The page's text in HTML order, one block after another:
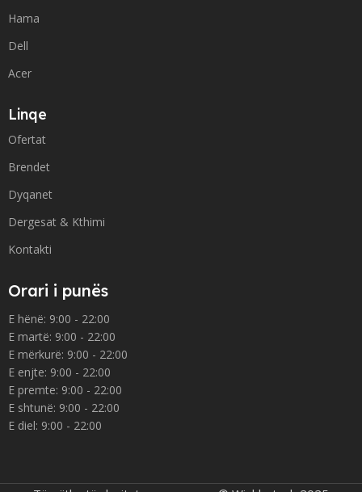
Hama
Dell
Acer
Linqe
Ofertat
Brendet
Dyqanet
Dergesat & Kthimi
Kontakti
Orari i punës
E hënë: 9:00 - 22:00
E martë: 9:00 - 22:00
E mërkurë: 9:00 - 22:00
E enjte: 9:00 - 22:00
E premte: 9:00 - 22:00
E shtunë: 9:00 - 22:00
E diel: 9:00 - 22:00